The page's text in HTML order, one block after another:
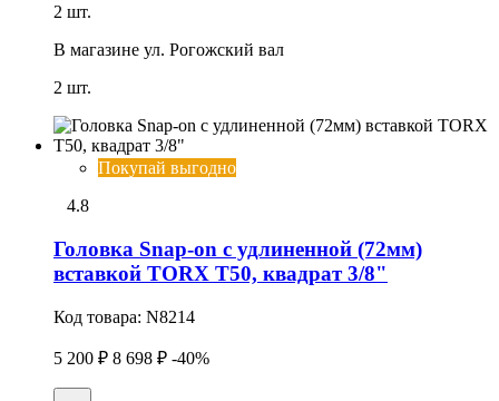
2 шт.
В магазине ул. Рогожский вал
2 шт.
Покупай выгодно
4.8
Головка Snap-on с удлиненной (72мм)
вставкой TORX T50, квадрат 3/8"
Код товара: N8214
5 200 ₽ 8 698 ₽ -40%